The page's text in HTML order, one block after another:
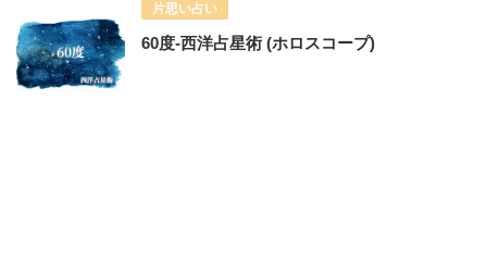
片思い占い
60度-西洋占星術 (ホロスコープ)